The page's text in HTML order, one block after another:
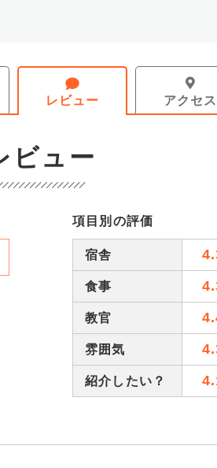
について
レビュー アクセス
ビュー
項目別の評価
宿舎
食事
教官
雰囲気
紹介したい？